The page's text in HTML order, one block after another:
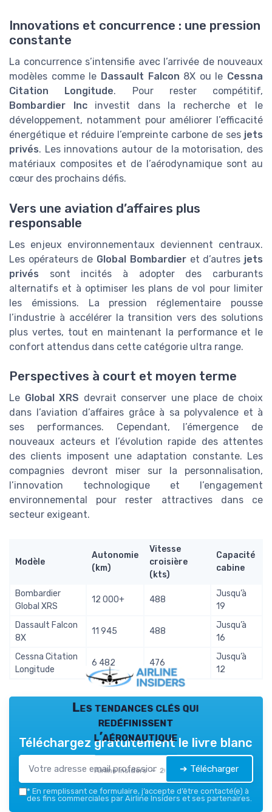
Innovations et concurrence : une pression
constante
La concurrence s’intensifie avec l’arrivée de nouveaux
modèles comme le Dassault Falcon 8X ou le Cessna
Citation Longitude. Pour rester compétitif,
Bombardier Incinvestit dans la recherche et le
développement, notamment pour améliorer l’efficacité
énergétique et réduire l’empreinte carbone de ses jets
privés. Les innovations autour de la motorisation, des
matériaux composites et de l’aérodynamique sont au
cœur des prochains défis.
Vers une aviation d’affaires plus
responsable
Les enjeux environnementaux deviennent centraux.
Les opérateurs de Global Bombardieret d’autres jets
privés sont incités à adopter des carburants
alternatifs et à optimiser les plans de vol pour limiter
les émissions. La pression réglementaire pousse
l’industrie à accélérer la transition vers des solutions
plus vertes, tout en maintenant la performance et le
confort attendus dans cette catégorie ultra range.
Perspectives à court et moyen terme
Le Global XRS devrait conserver une place de choix
dans l’aviation d’affaires grâce à sa polyvalence et à
ses performances. Cependant, l’émergence de
nouveaux acteurs et l’évolution rapide des attentes
des clients imposent une adaptation constante. Les
compagnies devront miser sur la personnalisation,
l’innovation technologique et l’engagement
environnemental pour rester attractives dans ce
secteur exigeant.
Modèle
Autonomie
(km)
Vitesse
croisière
(kts)
Capacité
cabine
Bombardier
Global XRS
12 000+ 488
Jusqu’à
19
Dassault Falcon
8X
11 945 488
Jusqu’à
16
Cessna Citation
Longitude
6 482 476
Jusqu’à
12
Les tendances clés qui
redéfinissent
l’aéronautique
Airline Insiders — 2026
Téléchargez gratuitement le livre blanc
➔ Télécharger
* En remplissant ce formulaire, j’accepte d’être contacté(e) à
des fins commerciales par Airline Insiders et ses partenaires.